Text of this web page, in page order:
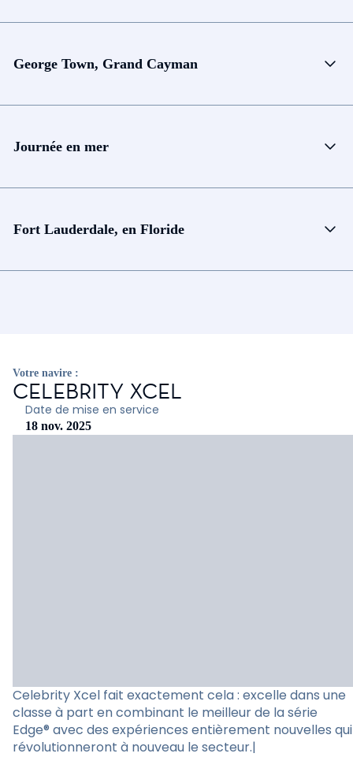
George Town, Grand Cayman
Journée en mer
Fort Lauderdale, en Floride
Votre navire :
CELEBRITY XCEL
Date de mise en service
18 nov. 2025
Celebrity Xcel fait exactement cela : excelle dans une
classe à part en combinant le meilleur de la série
Edge® avec des expériences entièrement nouvelles qui
révolutionneront à nouveau le secteur.|